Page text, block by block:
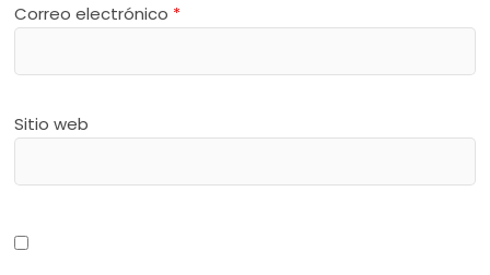
Correo electrónico *
Sitio web